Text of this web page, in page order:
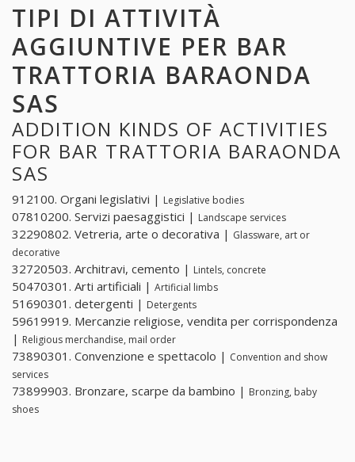
TIPI DI ATTIVITÀ
AGGIUNTIVE PER BAR
TRATTORIA BARAONDA
SAS
ADDITION KINDS OF ACTIVITIES
FOR BAR TRATTORIA BARAONDA
SAS
912100. Organi legislativi | Legislative bodies
07810200. Servizi paesaggistici | Landscape services
32290802. Vetreria, arte o decorativa | Glassware, art or
decorative
32720503. Architravi, cemento | Lintels, concrete
50470301. Arti artificiali | Artificial limbs
51690301. detergenti | Detergents
59619919. Mercanzie religiose, vendita per corrispondenza
| Religious merchandise, mail order
73890301. Convenzione e spettacolo | Convention and show
services
73899903. Bronzare, scarpe da bambino | Bronzing, baby
shoes